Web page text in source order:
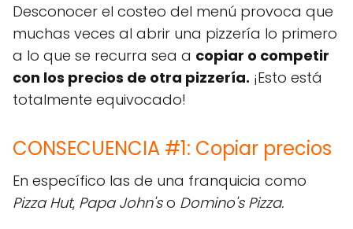
Desconocer el costeo del menú provoca que
muchas veces al abrir una pizzería lo primero
a lo que se recurra sea a copiar o competir
con los precios de otra pizzería. ¡Esto está
totalmente equivocado!
CONSECUENCIA #1: Copiar precios
En específico las de una franquicia como
Pizza Hut, Papa John'so Domino's Pizza.